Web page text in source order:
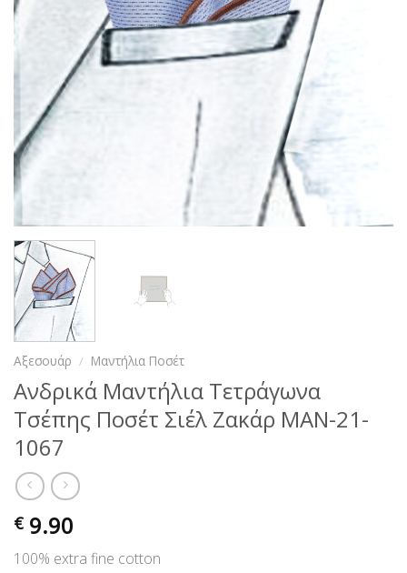
Αξεσουάρ / Μαντήλια Ποσέτ
Ανδρικά Μαντήλια Τετράγωνα
Τσέπης Ποσέτ Σιέλ Ζακάρ MAN-21-
1067
€ 9.90
100% extra fine cotton